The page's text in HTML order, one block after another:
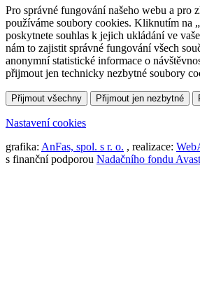
Pro správné fungování našeho webu a pro
používáme soubory cookies. Kliknutím na
poskytnete souhlas k jejich ukládání ve
nám to zajistit správné fungování všech
anonymní statistické informace o
přijmout jen technicky nezbytné soubory
Přijmout všechny Přijmout jen nezbytné
Nastavení cookies
grafika: AnFas, spol. s r. o. , realizace:
s finanční podporou Nadačního fondu Avast